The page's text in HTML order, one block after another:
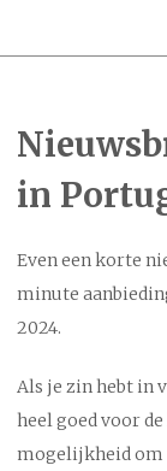
in
Even een korte
minute
2024.
Als je zin hebt in
heel goed voor
mogelijkheid om